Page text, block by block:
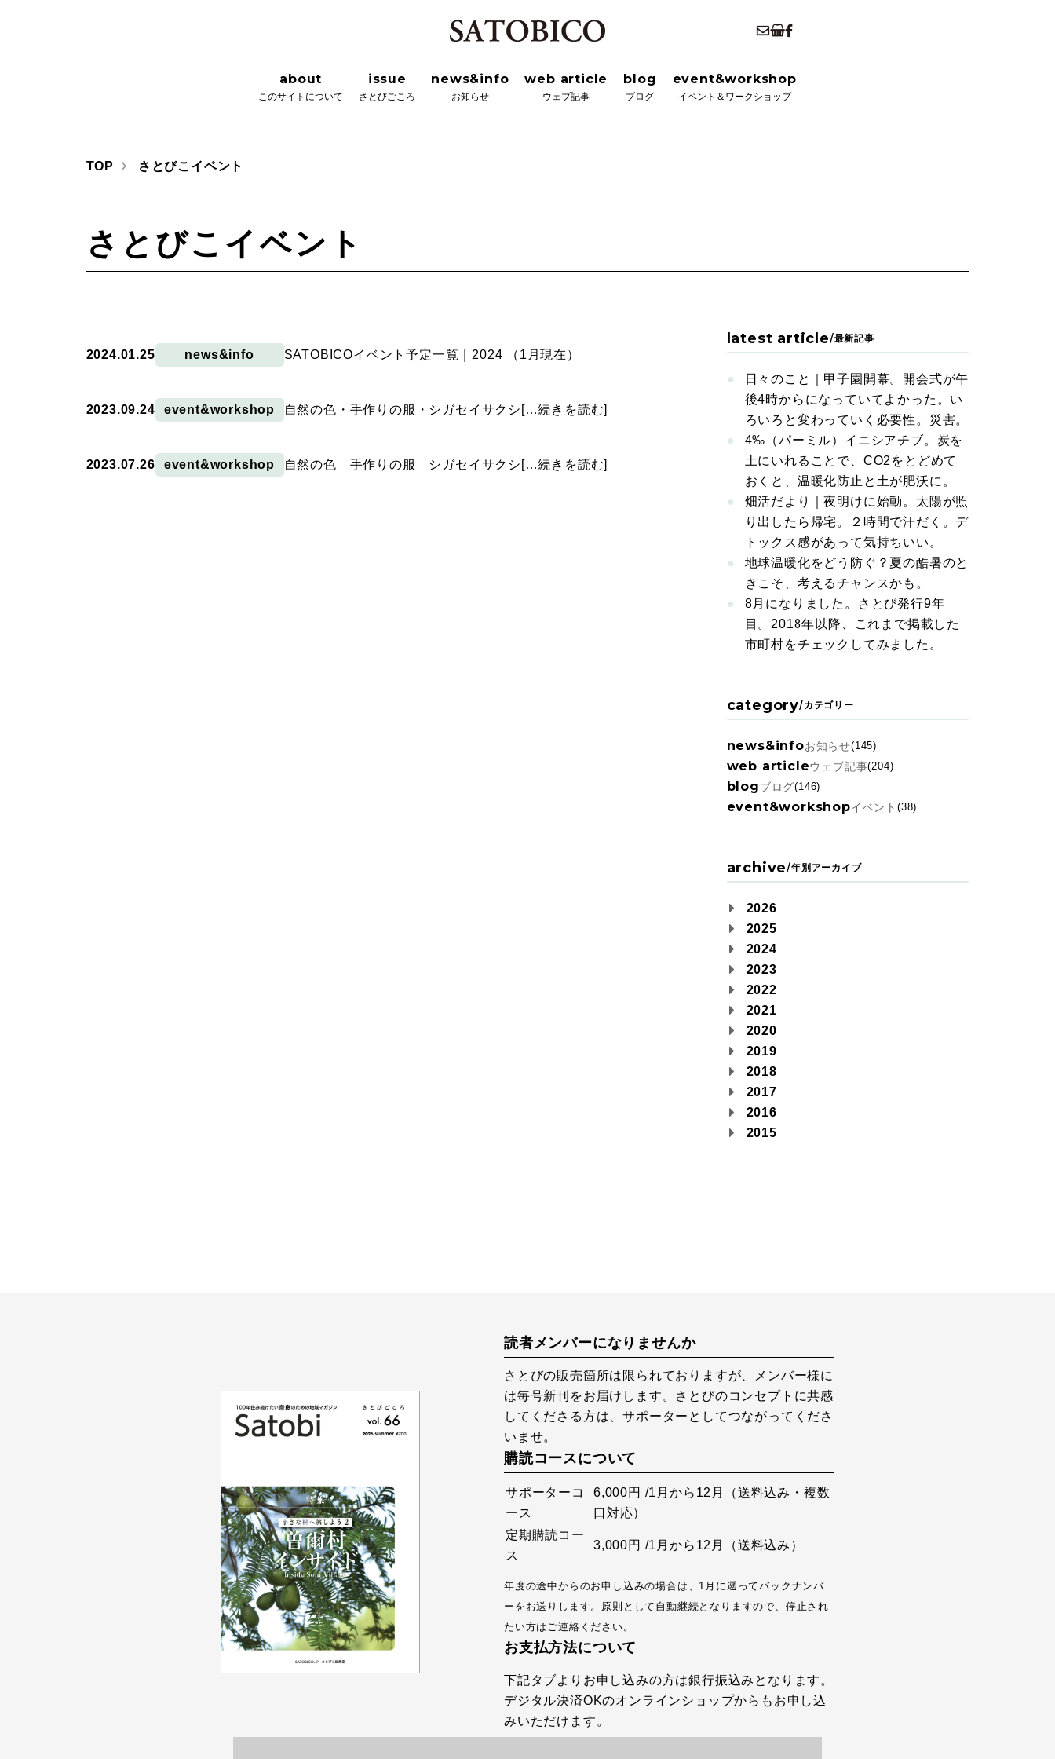
about
このサイトについて
issue
さとびごころ
news&info
お知らせ
web article
ウェブ記事
blog
ブログ
event&workshop
イベント＆ワークショップ
news&info web article blog
TOP さとびこイベント
さとびこイベント
2024.01.25 news&info SATOBICOイベント予定一覧｜2024 （1月現在）
2023.09.24 event&workshop 自然の色・手作りの服・シガセイサクシ[…続きを読む]
2023.07.26 event&workshop 自然の色 手作りの服 シガセイサクシ[…続きを読む]
latest article/最新記事
日々のこと｜甲子園開幕。開会式が午
後4時からになっていてよかった。い
ろいろと変わっていく必要性。災害。
4‰（パーミル）イニシアチブ。炭を
土にいれることで、CO2をとどめて
おくと、温暖化防止と土が肥沃に。
畑活だより｜夜明けに始動。太陽が照
り出したら帰宅。２時間で汗だく。デ
トックス感があって気持ちいい。
地球温暖化をどう防ぐ？夏の酷暑のと
きこそ、考えるチャンスかも。
8月になりました。さとび発行9年
目。2018年以降、これまで掲載した
市町村をチェックしてみました。
category/カテゴリー
news&infoお知らせ(145)
web articleウェブ記事(204)
blogブログ(146)
event&workshopイベント (38)
archive/年別アーカイブ
2026
2025
2024
2023
2022
2021
2020
2019
2018
2017
2016
2015
読者メンバーになりませんか
さとびの販売箇所は限られておりますが、メンバー様に
は毎号新刊をお届けします。さとびのコンセプトに共感
してくださる方は、サポーターとしてつながってくださ
いませ。
購読コースについて
サポーターコ
ース
6,000円 /1月から12月（送料込み・複数
口対応）
定期購読コー
ス
3,000円 /1月から12月（送料込み）
年度の途中からのお申し込みの場合は、1月に遡ってバックナンバ
ーをお送りします。原則として自動継続となりますので、停止され
たい方はご連絡ください。
お支払方法について
下記タブよりお申し込みの方は銀行振込みとなります。
デジタル決済OKのオンラインショップからもお申し込
みいただけます。